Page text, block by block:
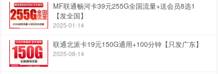
MF联通畅河卡39元255G全国流量+送会员8选1
【发全国】
2025-01-14
联通北派卡19元150G通用+100分钟【只发广东】
2025-08-14